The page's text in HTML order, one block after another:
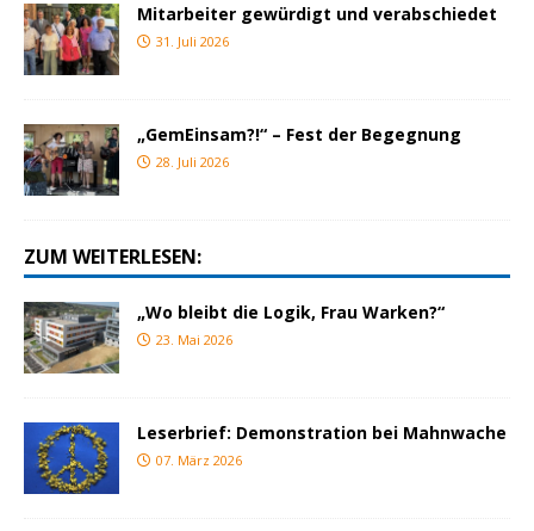
Mitarbeiter gewürdigt und verabschiedet
31. Juli 2026
„GemEinsam?!“ – Fest der Begegnung
28. Juli 2026
ZUM WEITERLESEN:
„Wo bleibt die Logik, Frau Warken?“
23. Mai 2026
Leserbrief: Demonstration bei Mahnwache
07. März 2026